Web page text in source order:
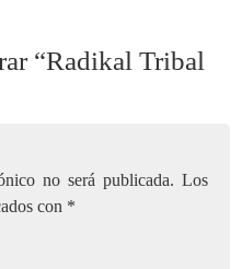
“Radikal Tribal
no será publicada. Los
con *